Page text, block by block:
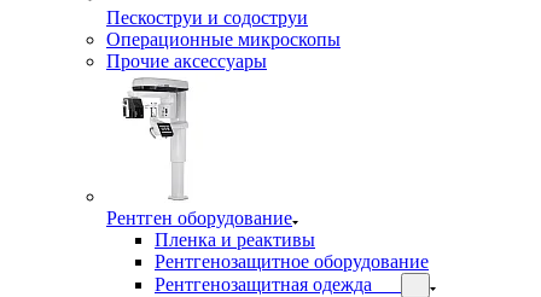
Пескоструи и содоструи
Операционные микроскопы
Прочие аксессуары
Рентген оборудование
Пленка и реактивы
Рентгенозащитное оборудование
Рентгенозащитная одежда